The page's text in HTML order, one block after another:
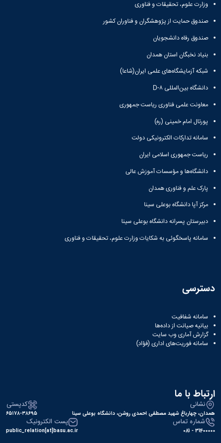
وزارت علوم، تحقیقات و فناوری
صندوق حمایت از پژوهشگران و فناوران کشور
صندوق رفاه دانشجویان
بنیاد نخبگان استان همدان
شبکه آزمایشگاه‌های علمی ایران(شاعا)
دانشگاه بین‌المللی D-۸
معاونت علمی فناوری ریاست جمهوری
پورتال امام خمینی (ره)
سامانه تدارکات الکترونیکی دولت
ریاست جمهوری اسلامی ایران
دانشگاه‌ها و مؤسسات آموزش عالی
پارک علم و فناوری همدان
مرکز آپا دانشگاه بوعلی سینا
دبیرستان پسرانه دانشگاه بوعلی سینا
سامانه پاسخگوئی به شکایات وزارت علوم، تحقیقات و فناوری
دسترسی
سامانه شفافیت
بیانیه صیانت از داده‌ها
گزارش آماری وب‌ سایت
سامانه فوریت‌های اداری (فؤاد)
ارتباط با ما
نشانی
همدان، چهارباغ شهید مصطفی احمدی روشن، دانشگاه بوعلی سینا
کدپستی
۶۵۱۷۸-۳۸۶۹۵
شماره تماس
31400000 - 081
پست الکترونیک
public_relation[at]basu.ac.ir